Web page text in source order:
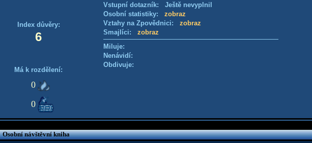
Index důvěry:
6
Má k rozdělení:
0
0
Vstupní dotazník: Ještě nevyplnil
Osobní statistiky: zobraz
Vztahy na Zpovědnici: zobraz
Smajlíci: zobraz
Miluje:
Nenávidí:
Obdivuje:
Osobní návštěvní kniha